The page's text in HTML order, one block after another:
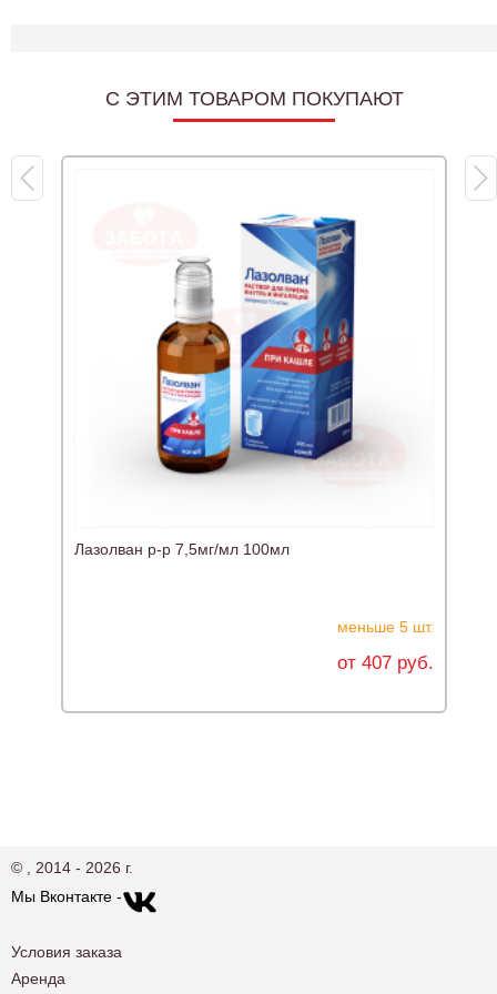
C ЭТИМ ТОВАРОМ ПОКУПАЮТ
Лазолван р-р 7,5мг/мл 100мл
меньше 5 шт.
от 407 руб.
© , 2014 - 2026 г.
Мы Вконтакте -
Условия заказа
Аренда